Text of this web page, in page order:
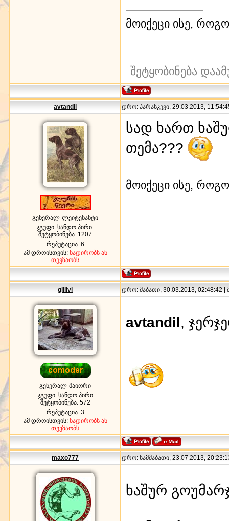
მოიქეცი ისე,
შეტყობინება
avtandil დრო: პარასკევი, 29.03.2013,
გენერალ-ლეიტენანტი
ჯგუფი: სანდო პირი.
შეტყობინება: 1207
რეპუტაცია: 6
ამ დროისთვის: ნადირობს ან
თევზაობს
სად ხართ
თემა???
მოიქეცი ისე,
giiiivi დრო: შაბათი, 30.03.2013, 02:48:42 |
გენერალ-მაიორი
ჯგუფი: სანდო პირი
შეტყობინება: 572
რეპუტაცია: 3
ამ დროისთვის: ნადირობს ან
თევზაობს
avtandil,
maxo777 დრო: სამშაბათი, 23.07.2013,
ხაშურ